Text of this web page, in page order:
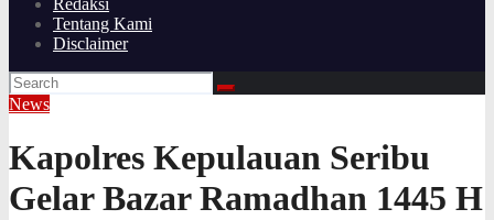
Redaksi
Tentang Kami
Disclaimer
News
Kapolres Kepulauan Seribu
Gelar Bazar Ramadhan 1445 H